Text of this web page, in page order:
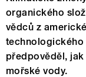
organického
vědců z
technologického
předpověděl,
mořské vody.